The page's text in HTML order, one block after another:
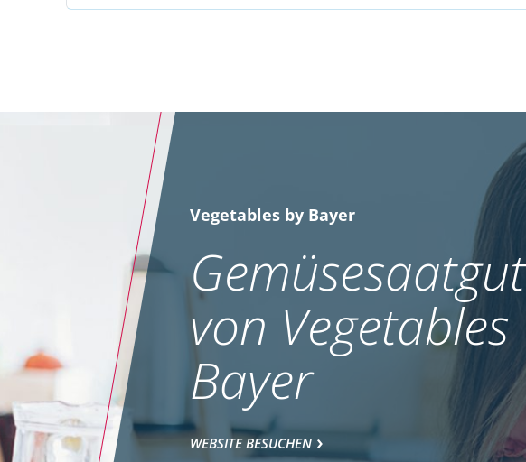
Vegetables by Bayer
Gemüsesaatgut
von Vegetables
Bayer
WEBSITE BESUCHEN